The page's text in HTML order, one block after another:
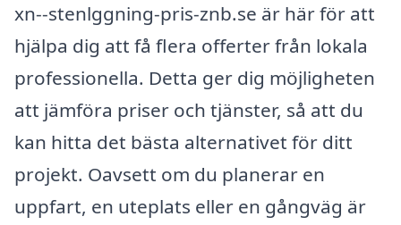
xn--stenlggning-pris-znb.se är här för att
hjälpa dig att få flera offerter från lokala
professionella. Detta ger dig möjligheten
att jämföra priser och tjänster, så att du
kan hitta det bästa alternativet för ditt
projekt. Oavsett om du planerar en
uppfart, en uteplats eller en gångväg är